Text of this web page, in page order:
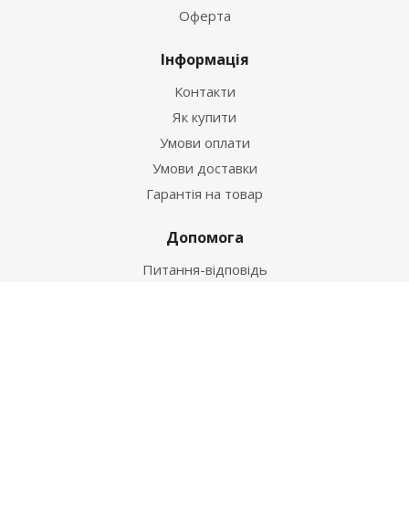
Оферта
Інформація
Контакти
Як купити
Умови оплати
Умови доставки
Гарантія на товар
Допомога
Питання-відповідь